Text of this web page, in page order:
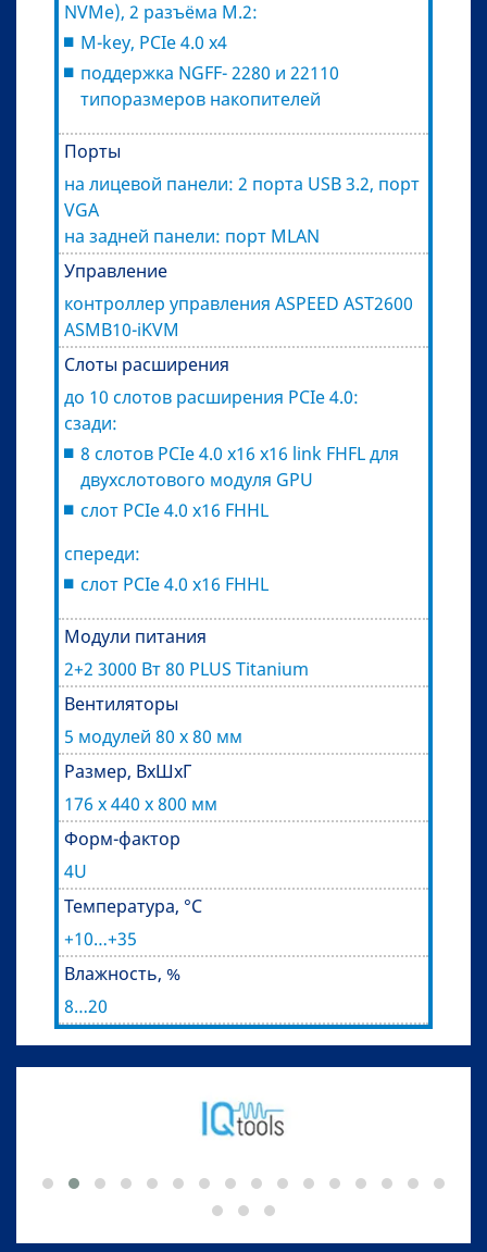
NVMe), 2 разъёма M.2:
M-key, PCIe 4.0 x4
поддержка NGFF- 2280 и 22110
типоразмеров накопителей
Порты
на лицевой панели: 2 порта USB 3.2, порт
VGA
на задней панели: порт MLAN
Управление
контроллер управления ASPEED AST2600
ASMB10-iKVM
Слоты расширения
до 10 слотов расширения PCIe 4.0:
сзади:
8 слотов PCIe 4.0 x16 x16 link FHFL для
двухслотового модуля GPU
слот PCIe 4.0 x16 FHHL
спереди:
слот PCIe 4.0 x16 FHHL
Модули питания
2+2 3000 Вт 80 PLUS Titanium
Вентиляторы
5 модулей 80 x 80 мм
Размер, ВхШхГ
176 х 440 х 800 мм
Форм-фактор
4U
Температура, °С
+10…+35
Влажность, %
8…20